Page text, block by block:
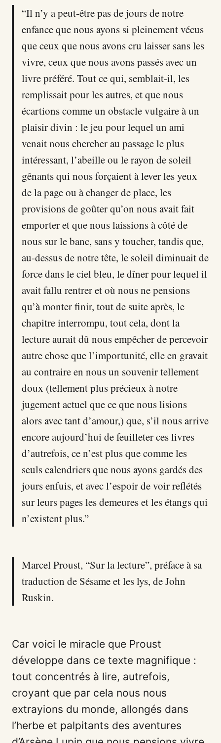
“Il n’y a peut-être pas de jours de notre
enfance que nous ayons si pleinement vécus
que ceux que nous avons cru laisser sans les
vivre, ceux que nous avons passés avec un
livre préféré. Tout ce qui, semblait-il, les
remplissait pour les autres, et que nous
écartions comme un obstacle vulgaire à un
plaisir divin : le jeu pour lequel un ami
venait nous chercher au passage le plus
intéressant, l’abeille ou le rayon de soleil
gênants qui nous forçaient à lever les yeux
de la page ou à changer de place, les
provisions de goûter qu’on nous avait fait
emporter et que nous laissions à côté de
nous sur le banc, sans y toucher, tandis que,
au-dessus de notre tête, le soleil diminuait de
force dans le ciel bleu, le dîner pour lequel il
avait fallu rentrer et où nous ne pensions
qu’à monter finir, tout de suite après, le
chapitre interrompu, tout cela, dont la
lecture aurait dû nous empêcher de percevoir
autre chose que l’importunité, elle en gravait
au contraire en nous un souvenir tellement
doux (tellement plus précieux à notre
jugement actuel que ce que nous lisions
alors avec tant d’amour,) que, s’il nous arrive
encore aujourd’hui de feuilleter ces livres
d’autrefois, ce n’est plus que comme les
seuls calendriers que nous ayons gardés des
jours enfuis, et avec l’espoir de voir reflétés
sur leurs pages les demeures et les étangs qui
n’existent plus.”
Marcel Proust, “Sur la lecture”, préface à sa
traduction de Sésame et les lys, de John
Ruskin.
Car voici le miracle que Proust
développe dans ce texte magnifique :
tout concentrés à lire, autrefois,
croyant que par cela nous nous
extrayions du monde, allongés dans
l’herbe et palpitants des aventures